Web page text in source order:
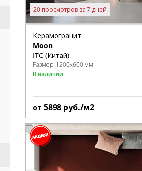
20 просмотров за 7 дней
Керамогранит
Moon
ITC (Китай)
Размер: 1200x600 мм
В наличии
от 5898 руб./м2